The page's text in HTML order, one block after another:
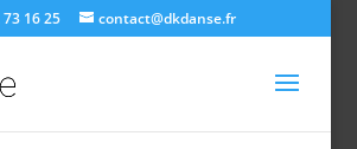
16 25 contact@dkdanse.fr